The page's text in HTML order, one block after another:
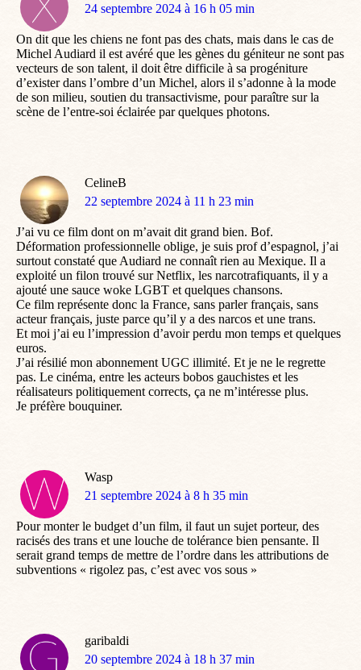
dit
24 septembre 2024 à 16 h 05 min
On dit que les chiens ne font pas des chats, mais dans le cas de
Michel Audiard il est avéré que les gènes du géniteur ne sont pas
vecteurs de son talent, il doit être difficile à sa progéniture
d’exister dans l’ombre d’un Michel, alors il s’adonne à la mode
de son milieu, soutien du transactivisme, pour paraître sur la
scène de l’entre-soi éclairée par quelques photons.
CelineB
dit
22 septembre 2024 à 11 h 23 min
J’ai vu ce film dont on m’avait dit grand bien. Bof.
Déformation professionnelle oblige, je suis prof d’espagnol, j’ai
surtout constaté que Audiard ne connaît rien au Mexique. Il a
exploité un filon trouvé sur Netflix, les narcotrafiquants, il y a
ajouté une sauce woke LGBT et quelques chansons.
Ce film représente donc la France, sans parler français, sans
acteur français, juste parce qu’il y a des narcos et une trans.
Et moi j’ai eu l’impression d’avoir perdu mon temps et quelques
euros.
J’ai résilié mon abonnement UGC illimité. Et je ne le regrette
pas. Le cinéma, entre les acteurs bobos gauchistes et les
réalisateurs politiquement corrects, ça ne m’intéresse plus.
Je préfère bouquiner.
Wasp
dit
21 septembre 2024 à 8 h 35 min
Pour monter le budget d’un film, il faut un sujet porteur, des
racisés des trans et une louche de tolérance bien pensante. Il
serait grand temps de mettre de l’ordre dans les attributions de
subventions « rigolez pas, c’est avec vos sous »
garibaldi
dit
20 septembre 2024 à 18 h 37 min